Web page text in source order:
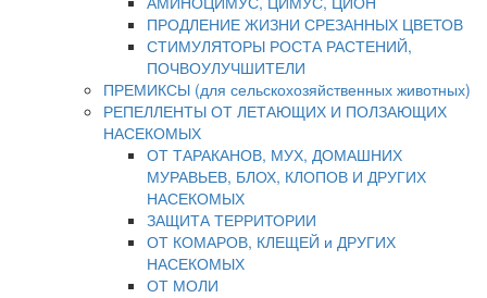
ПРОДЛЕНИЕ ЖИЗНИ СРЕЗАННЫХ ЦВЕТОВ
СТИМУЛЯТОРЫ РОСТА РАСТЕНИЙ,
ПОЧВОУЛУЧШИТЕЛИ
ПРЕМИКСЫ (для сельскохозяйственных животных)
РЕПЕЛЛЕНТЫ ОТ ЛЕТАЮЩИХ И ПОЛЗАЮЩИХ
НАСЕКОМЫХ
ОТ ТАРАКАНОВ, МУХ, ДОМАШНИХ
МУРАВЬЕВ, БЛОХ, КЛОПОВ И ДРУГИХ
НАСЕКОМЫХ
ЗАЩИТА ТЕРРИТОРИИ
ОТ КОМАРОВ, КЛЕЩЕЙ и ДРУГИХ
НАСЕКОМЫХ
ОТ МОЛИ